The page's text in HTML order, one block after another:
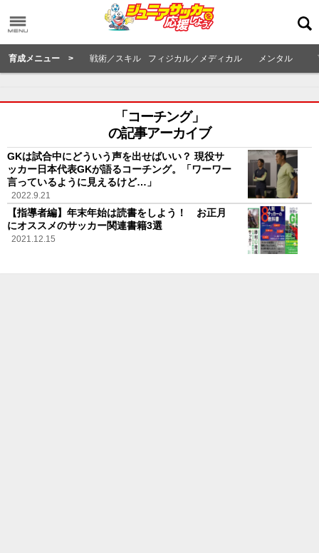
育成メニュー > 戦術／スキル フィジカル／メディカル メンタル
「コーチング」
の記事アーカイブ
GKは試合中にどういう声を出せばいい？ 現役サ
ッカー日本代表GKが語るコーチング。「ワーワー
言っているように見えるけど…」
2022.9.21
【指導者編】年末年始は読書をしよう！ お正月
にオススメのサッカー関連書籍3選
2021.12.15